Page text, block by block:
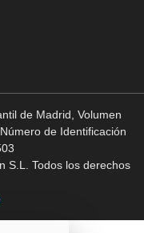
de Madrid, Volumen
de Identificación
S.L. Todos los derechos